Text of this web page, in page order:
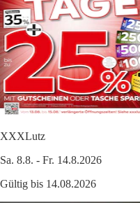
XXXLutz
Sa. 8.8. - Fr. 14.8.2026
Gültig bis 14.08.2026